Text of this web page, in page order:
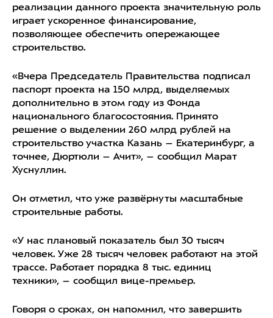
реализации данного проекта значительную роль
играет ускоренное финансирование,
позволяющее обеспечить опережающее
строительство.
«Вчера Председатель Правительства подписал
паспорт проекта на 150 млрд, выделяемых
дополнительно в этом году из Фонда
национального благосостояния. Принято
решение о выделении 260 млрд рублей на
строительство участка Казань – Екатеринбург, а
точнее, Дюртюли – Ачит», – сообщил Марат
Хуснуллин.
Он отметил, что уже развёрнуты масштабные
строительные работы.
«У нас плановый показатель был 30 тысяч
человек. Уже 28 тысяч человек работают на этой
трассе. Работает порядка 8 тыс. единиц
техники», – сообщил вице-премьер.
Говоря о сроках, он напомнил, что завершить